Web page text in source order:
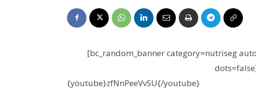
[bc_random_banner category=nutriseg
{youtube}zfNnPeeVvSU{/youtube}